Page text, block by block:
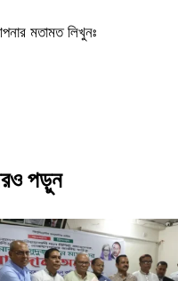
মতামত লিখুনঃ
পড়ুন